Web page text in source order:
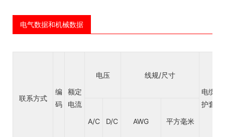
电气数据和机械数据
联系方式
编
码
额定
电流
电压
线规/尺寸
电缆
护套
A/C D/C AWG 平方毫米